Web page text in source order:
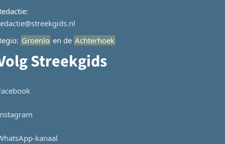
Groenlo en de Achterhoek
Streekgids
kanaal